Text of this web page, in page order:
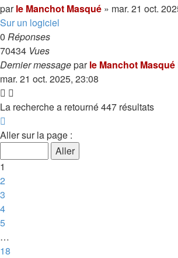
parle Manchot Masqué » mar. 21 oct.
Sur un logiciel
0 Réponses
70434 Vues
Dernier messageparle Manchot Masqué
mar. 21 oct. 2025, 23:08
La recherche a retourné 447 résultats
1
18
Aller sur la page :
1
2
3
4
5
…
18